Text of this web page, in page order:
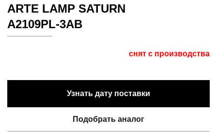
ARTE LAMP SATURN
A2109PL-3AB
снят с производства
Узнать дату поставки
Подобрать аналог